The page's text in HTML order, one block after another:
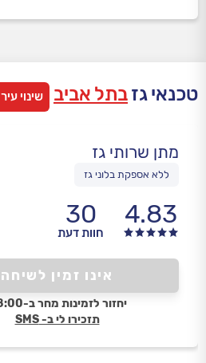
טכנאי גזבתל אביב שינוי עיר
מתן שרותי גז
ללא אספקת בלוני גז
4.83
30
חוות דעת
אינו זמין לשיחה
יחזור לזמינות מחר ב-08:00
תזכירו לי ב- SMS